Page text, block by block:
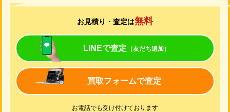
お見積り・査定は無料
LINEで査定 （友だち追加）
買取フォームで査定
お電話でも受け付けております